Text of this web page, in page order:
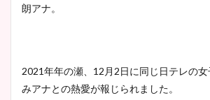
朗アナ。
2021年年の瀬、12月2日に同じ日テレの
みアナとの熱愛が報じられました。